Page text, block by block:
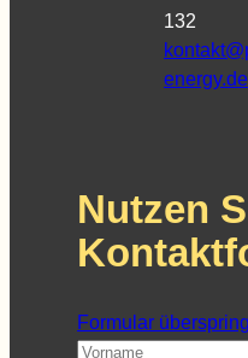
132
energy.de
Nutzen
Formular